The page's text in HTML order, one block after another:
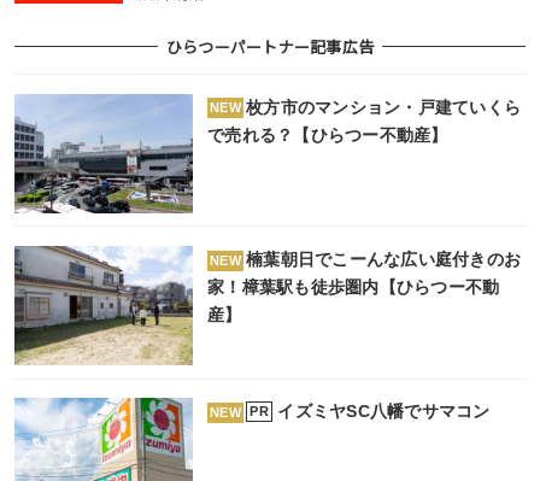
ひらつーパートナー記事広告
NEW 枚方市のマンション・戸建ていくら
で売れる？【ひらつー不動産】
NEW 楠葉朝日でこーんな広い庭付きのお
家！樟葉駅も徒歩圏内【ひらつー不動
産】
NEW PR イズミヤSC八幡でサマコン